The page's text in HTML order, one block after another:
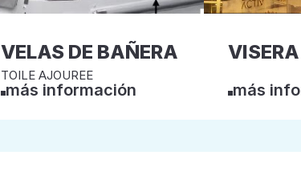
VELAS DE BAÑERA
TOILE AJOUREE
más información más